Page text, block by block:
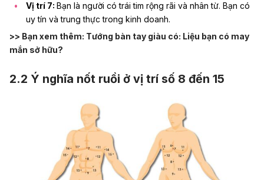
Vị trí 7: Bạn là người có trái tim rộng rãi và nhân từ. Bạn có
uy tín và trung thực trong kinh doanh.
>> Bạn xem thêm: Tướng bàn tay giàu có: Liệu bạn có may
mắn sở hữu?
2.2 Ý nghĩa nốt ruồi ở vị trí số 8 đến 15